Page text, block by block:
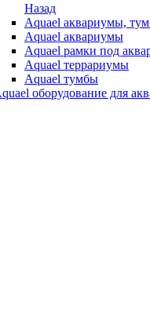
Назад
Aquael аквариумы,
Aquael аквариумы
Aquael рамки под
Aquael террариумы
Aquael тумбы
оборудование для